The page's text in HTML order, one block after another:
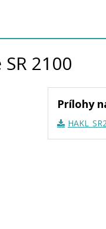
2100
Prílohy